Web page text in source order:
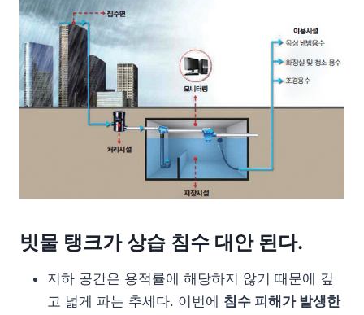
빗물 탱크가 상습 침수 대안 된다.
지하 공간은 용적률에 해당하지 않기 때문에 깊
고 넓게 파는 추세다. 이번에 침수 피해가 발생한